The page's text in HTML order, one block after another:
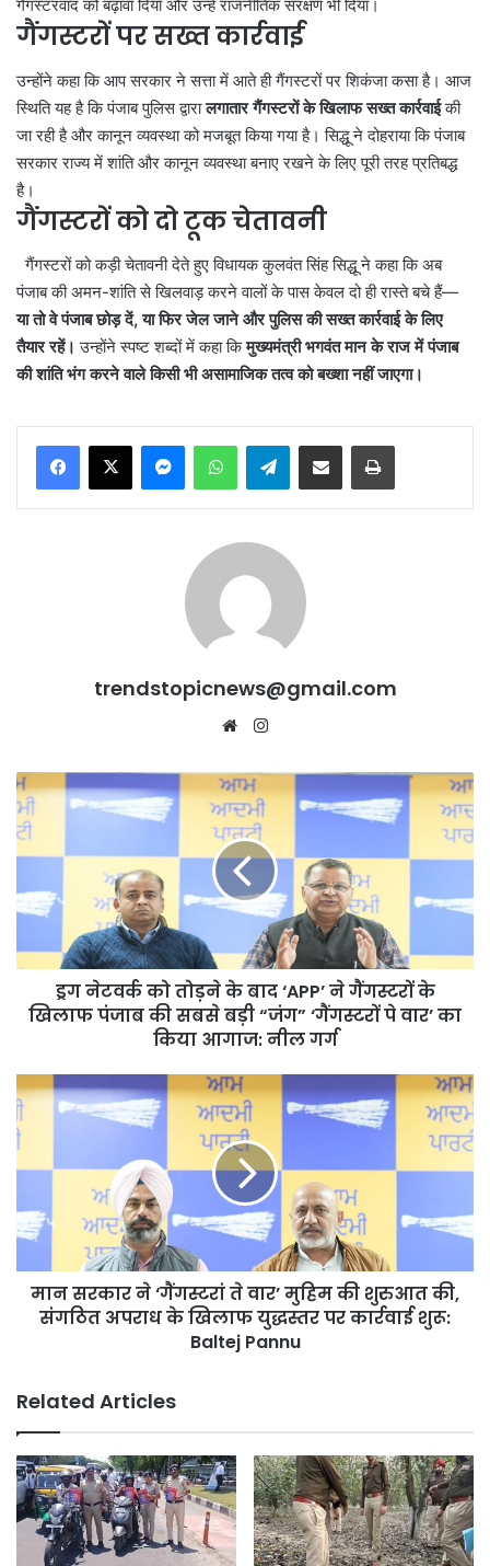
गैंगस्टरवाद को बढ़ावा दिया और उन्हें राजनीतिक संरक्षण भी दिया।
गैंगस्टरों पर सख्त कार्रवाई
उन्होंने कहा कि आप सरकार ने सत्ता में आते ही गैंगस्टरों पर शिकंजा कसा है। आज
स्थिति यह है कि पंजाब पुलिस द्वारालगातार गैंगस्टरों के खिलाफ सख्त कार्रवाईकी
जा रही है और कानून व्यवस्था को मजबूत किया गया है। सिद्धू ने दोहराया कि पंजाब
सरकार राज्य में शांति और कानून व्यवस्था बनाए रखने के लिए पूरी तरह प्रतिबद्ध
है।
गैंगस्टरों को दो टूक चेतावनी
गैंगस्टरों को कड़ी चेतावनी देते हुए विधायक कुलवंत सिंह सिद्धू ने कहा कि अब
पंजाब की अमन-शांति से खिलवाड़ करने वालों के पास केवल दो ही रास्ते बचे हैं—
या तो वे पंजाब छोड़ दें, या फिर जेल जाने और पुलिस की सख्त कार्रवाई के लिए
तैयार रहें। उन्होंने स्पष्ट शब्दों में कहा किमुख्यमंत्री भगवंत मान के राज में पंजाब
की शांति भंग करने वाले किसी भी असामाजिक तत्व को बख्शा नहीं जाएगा।
MessengerWhatsAppTelegramShare via Email Print
trendstopicnews@gmail.com
Website
ड्रग
नेटवर्क
को
बाद
‘APP’
गैंगस्टरों
खिलाफ
बड़ी
“जंग”
‘गैंगस्टरों
पे
का
किया
नील
ड्रग नेटवर्क को तोड़ने के बाद ‘APP’ ने गैंगस्टरों के
खिलाफ पंजाब की सबसे बड़ी “जंग” ‘गैंगस्टरों पे वार’ का
किया आगाज: नील गर्ग
मान
सरकार
ने
‘गैंगस्टरां
ते
मुहिम
की
शुरुआत
की,
संगठित
युद्धस्तर
पर
कार्रवाई
शुरू:
Baltej
Pannu
मान सरकार ने ‘गैंगस्टरां ते वार’ मुहिम की शुरुआत की,
संगठित अपराध के खिलाफ युद्धस्तर पर कार्रवाई शुरू:
Baltej Pannu
Related Articles